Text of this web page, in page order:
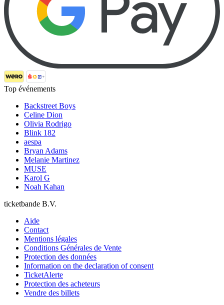
Top événements
Backstreet Boys
Celine Dion
Olivia Rodrigo
Blink 182
aespa
Bryan Adams
Melanie Martinez
MUSE
Karol G
Noah Kahan
ticketbande B.V.
Aide
Contact
Mentions légales
Conditions Générales de Vente
Protection des données
Information on the declaration of consent
TicketAlerte
Protection des acheteurs
Vendre des billets